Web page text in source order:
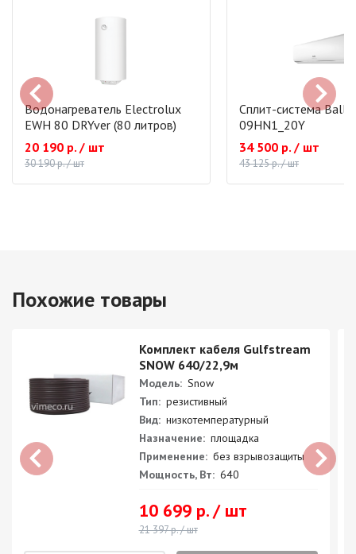
Водонагреватель Electrolux
EWH 80 DRYver (80 литров)
20 190 р. / шт
30 190 р. / шт
Сплит-система Ballu
09HN1_20Y
34 500 р. / шт
43 125 р. / шт
Похожие товары
Комплект кабеля Gulfstream
SNOW 640/22,9м
Модель: Snow
Тип: резистивный
Вид: низкотемпературный
Назначение: площадка
Применение: без взрывозащиты
Мощность, Вт: 640
10 699 р. / шт
21 397 р. / шт